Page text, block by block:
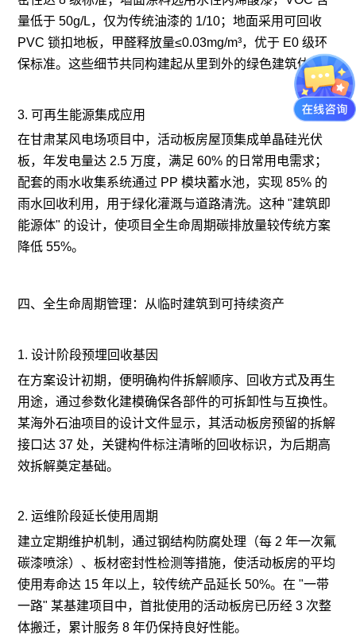
量低于 50g/L，仅为传统油漆的 1/10；地面采用可回收
PVC 锁扣地板，甲醛释放量≤0.03mg/m³，优于 E0 级环
保标准。这些细节共同构建起从里到外的绿色建筑体系。
3. 可再生能源集成应用
在甘肃某风电场项目中，活动板房屋顶集成单晶硅光伏
板，年发电量达 2.5 万度，满足 60% 的日常用电需求；
配套的雨水收集系统通过 PP 模块蓄水池，实现 85% 的
雨水回收利用，用于绿化灌溉与道路清洗。这种 "建筑即
能源体" 的设计，使项目全生命周期碳排放量较传统方案
降低 55%。
四、全生命周期管理：从临时建筑到可持续资产
1. 设计阶段预埋回收基因
在方案设计初期，便明确构件拆解顺序、回收方式及再生
用途，通过参数化建模确保各部件的可拆卸性与互换性。
某海外石油项目的设计文件显示，其活动板房预留的拆解
接口达 37 处，关键构件标注清晰的回收标识，为后期高
效拆解奠定基础。
2. 运维阶段延长使用周期
建立定期维护机制，通过钢结构防腐处理（每 2 年一次氟
碳漆喷涂）、板材密封性检测等措施，使活动板房的平均
使用寿命达 15 年以上，较传统产品延长 50%。在 "一带
一路" 某基建项目中，首批使用的活动板房已历经 3 次整
体搬迁，累计服务 8 年仍保持良好性能。